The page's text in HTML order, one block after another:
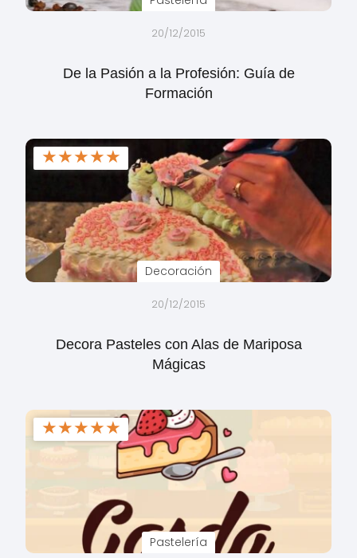
20/12/2015
De la Pasión a la Profesión: Guía de
Formación
★★★★★
Decoración
20/12/2015
Decora Pasteles con Alas de Mariposa
Mágicas
★★★★★
Pastelería